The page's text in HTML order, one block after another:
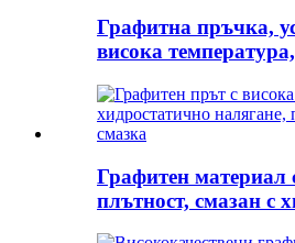
Графитна пръчка,
висока
Графитен материал
плътност, смазан с